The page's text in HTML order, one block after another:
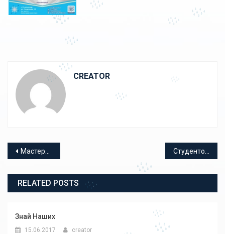
CREATOR
Навигация по записям
Мастера добровольчества
RELATED POSTS
Знай Наших
15.06.2017 creator